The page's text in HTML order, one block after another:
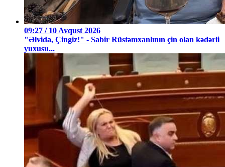
09:27 / 10 Avqust 2026
"Əlvida, Çingiz!" - Sabir Rüstəmxanlının çin olan kədərli
yuxusu...